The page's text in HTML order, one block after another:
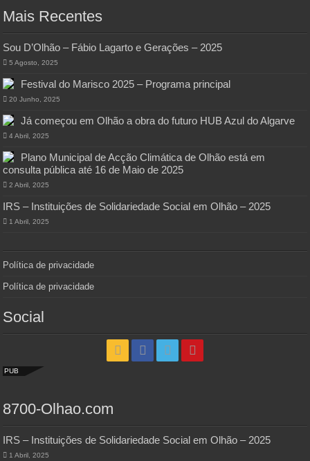
Mais Recentes
Sou D’Olhão – Fábio Lagarto e Gerações – 2025
5 Agosto, 2025
Festival do Marisco 2025 – Programa principal
20 Junho, 2025
Já começou em Olhão a obra do futuro HUB Azul do Algarve
4 Abril, 2025
Plano Municipal de Acção Climática de Olhão está em
consulta pública até 16 de Maio de 2025
2 Abril, 2025
IRS – Instituições de Solidariedade Social em Olhão – 2025
1 Abril, 2025
Política de privacidade
Política de privacidade
Social
PUB
8700-Olhao.com
IRS – Instituições de Solidariedade Social em Olhão – 2025
1 Abril, 2025